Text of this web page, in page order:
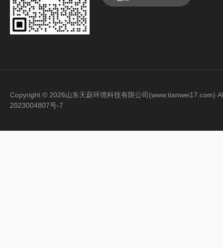
Copyright © 2026山东天蔚环境科技有限公司(www.tianwei17.com)
2023004807号-7